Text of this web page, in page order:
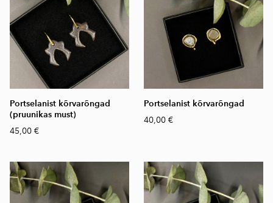
Portselanist kõrvarõngad
(pruunikas must)
45,00 €
Portselanist kõrvarõngad
40,00 €